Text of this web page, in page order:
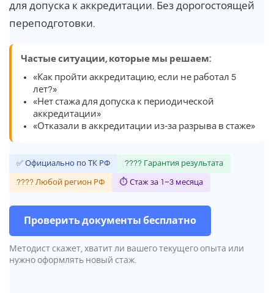
для допуска к аккредитации. Без дорогостоящей
переподготовки.
Частые ситуации, которые мы решаем:
«Как пройти аккредитацию, если не работал 5
лет?»
«Нет стажа для допуска к периодической
аккредитации»
«Отказали в аккредитации из-за разрыва в стаже»
✅ Официально по ТК РФ ???? Гарантия результата
???? Любой регион РФ ⏱ Стаж за 1–3 месяца
Проверить документы бесплатно
Методист скажет, хватит ли вашего текущего опыта или
нужно оформлять новый стаж.